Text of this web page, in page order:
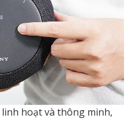
hoạt và thông minh,